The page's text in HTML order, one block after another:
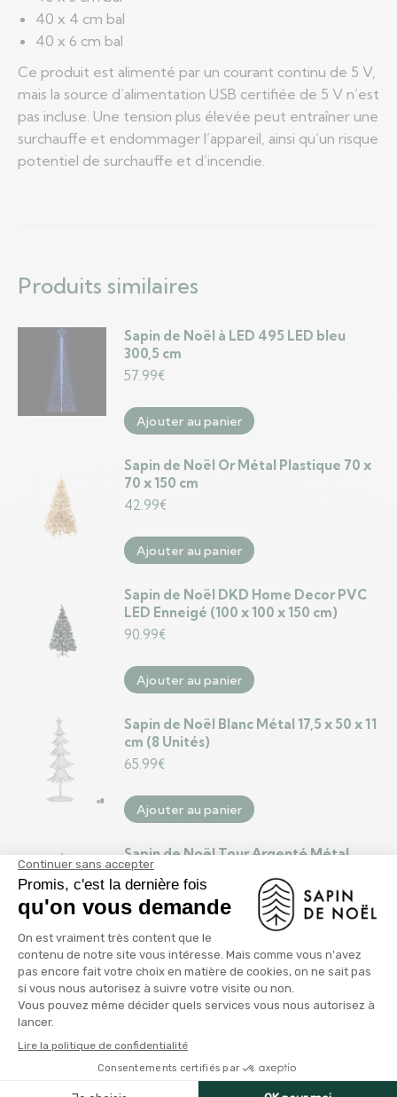
40 x 4 cm bal
40 x 6 cm bal
Ce produit est alimenté par un courant continu de 5 V,
mais la source d’alimentation USB certifiée de 5 V n’est
pas incluse. Une tension plus élevée peut entraîner une
surchauffe et endommager l’appareil, ainsi qu’un risque
potentiel de surchauffe et d’incendie.
Produits similaires
Sapin de Noël à LED 495 LED bleu
300,5 cm
57.99€
Ajouter au panier
Sapin de Noël Or Métal Plastique 70 x
70 x 150 cm
42.99€
Ajouter au panier
Sapin de Noël DKD Home Decor PVC
LED Enneigé (100 x 100 x 150 cm)
90.99€
Ajouter au panier
Sapin de Noël Blanc Métal 17,5 x 50 x 11
cm (8 Unités)
65.99€
Ajouter au panier
Sapin de Noël Tour Argenté Métal
Plastique (Ø 34 x 154 cm)
16.99€
Ajouter au panier
Sapin de Noël Tour Doré Métal
Plastique (Ø 28 x 127 cm)
Ajouter au panier